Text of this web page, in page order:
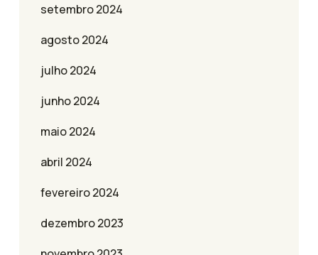
setembro 2024
agosto 2024
julho 2024
junho 2024
maio 2024
abril 2024
fevereiro 2024
dezembro 2023